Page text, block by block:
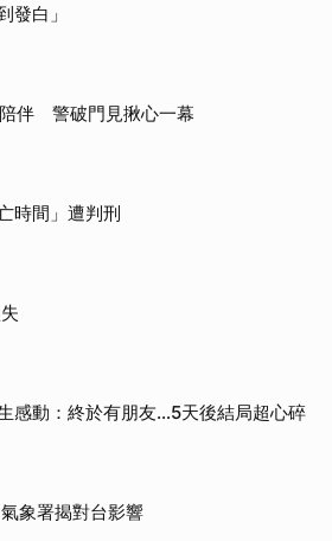
發白」
伴 警破門見揪心一幕
時間」遭判刑
感動：終於有朋友…5天後結局超心碎
象署揭對台影響